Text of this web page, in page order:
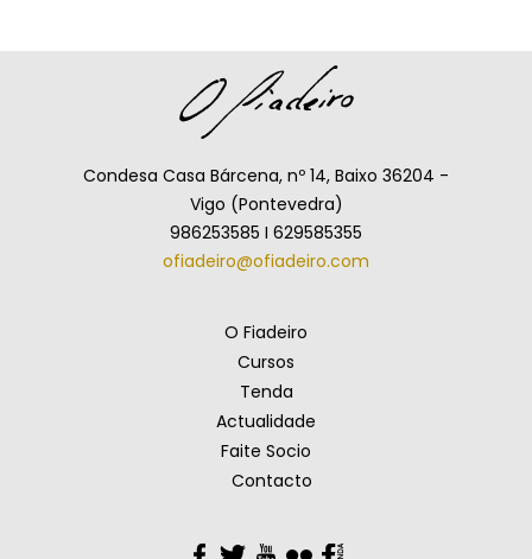
Condesa Casa Bárcena, nº 14, Baixo 36204 -
Vigo (Pontevedra)
986253585 I 629585355
ofiadeiro@ofiadeiro.com
O Fiadeiro
Cursos
Tenda
Actualidade
Faite Socio
Contacto